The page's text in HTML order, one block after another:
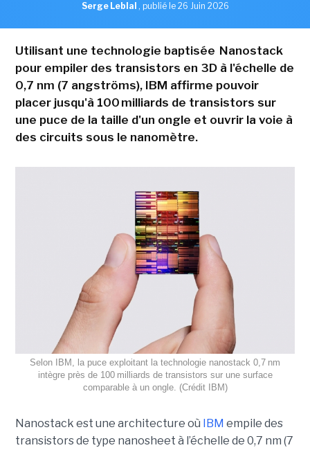
Serge Leblal , publié le 26 Juin 2026
Utilisant une technologie baptisée Nanostack
pour empiler des transistors en 3D à l'échelle de
0,7 nm (7 angströms), IBM affirme pouvoir
placer jusqu'à 100 milliards de transistors sur
une puce de la taille d'un ongle et ouvrir la voie à
des circuits sous le nanomètre.
Selon IBM, la puce exploitant la technologie nanostack 0,7 nm
intègre près de 100 milliards de transistors sur une surface
comparable à un ongle. (Crédit IBM)
Nanostack est une architecture où IBM empile des
transistors de type nanosheet à l’échelle de 0,7 nm (7